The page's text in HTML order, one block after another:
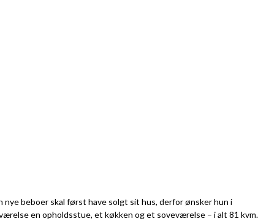
nye beboer skal først have solgt sit hus, derfor ønsker hun i
en opholdsstue, et køkken og et soveværelse – i alt 81 kvm.